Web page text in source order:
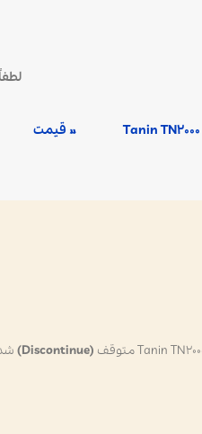
» قیمت
(Discontinue)